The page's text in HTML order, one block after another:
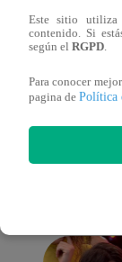
Este sitio utiliza
contenido. Si
según el RGPD.
Para conocer
pagina de Política